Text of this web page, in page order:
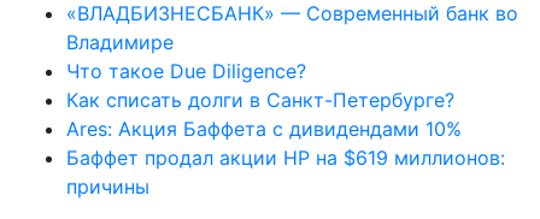
«ВЛАДБИЗНЕСБАНК» — Современный банк во
Владимире
Что такое Due Diligence?
Как списать долги в Санкт-Петербурге?
Ares: Акция Баффета с дивидендами 10%
Баффет продал акции HP на $619 миллионов:
причины